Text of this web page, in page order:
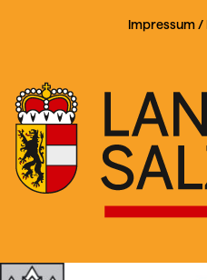
Impressum/